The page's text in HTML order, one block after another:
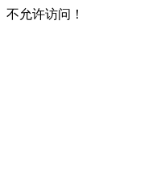
不允许访问！